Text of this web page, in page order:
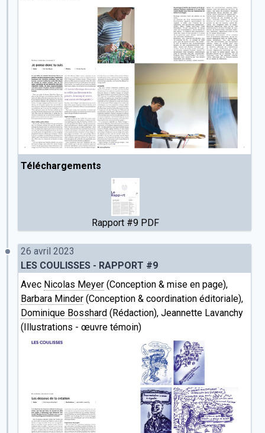
Téléchargements
Rapport #9 PDF
26 avril 2023
LES COULISSES - RAPPORT #9
Avec Nicolas Meyer (Conception & mise en page),
Barbara Minder (Conception & coordination éditoriale),
Dominique Bosshard (Rédaction), Jeannette Lavanchy
(Illustrations - œuvre témoin)